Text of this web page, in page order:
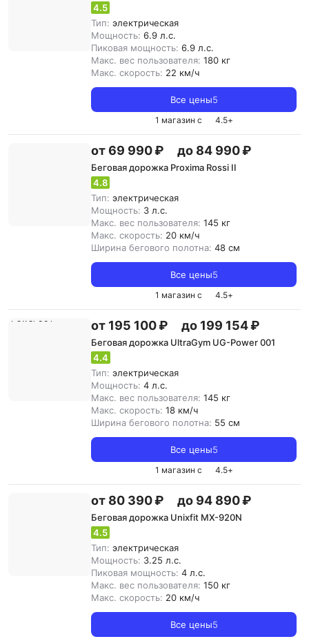
4.5
Тип: электрическая
Мощность: 6.9 л.с.
Пиковая мощность: 6.9 л.с.
Макс. вес пользователя: 180 кг
Макс. скорость: 22 км/ч
Все цены5
1 магазин с 4.5+
от 69 990 ₽ до 84 990 ₽
Беговая дорожка Proxima Rossi II
4.8
Тип: электрическая
Мощность: 3 л.с.
Макс. вес пользователя: 145 кг
Макс. скорость: 20 км/ч
Ширина бегового полотна: 48 см
Все цены5
1 магазин с 4.5+
от 195 100 ₽ до 199 154 ₽
Беговая дорожка UltraGym UG-Power 001
4.4
Тип: электрическая
Мощность: 4 л.с.
Макс. вес пользователя: 145 кг
Макс. скорость: 18 км/ч
Ширина бегового полотна: 55 см
Все цены5
1 магазин с 4.5+
от 80 390 ₽ до 94 890 ₽
Беговая дорожка Unixfit MX-920N
4.5
Тип: электрическая
Мощность: 3.25 л.с.
Пиковая мощность: 4 л.с.
Макс. вес пользователя: 150 кг
Макс. скорость: 20 км/ч
Все цены5